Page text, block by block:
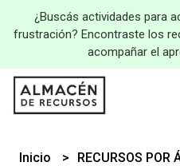
¿Buscás actividades para
frustración? Encontraste los
acompañar el
Inicio
RECURSOS POR